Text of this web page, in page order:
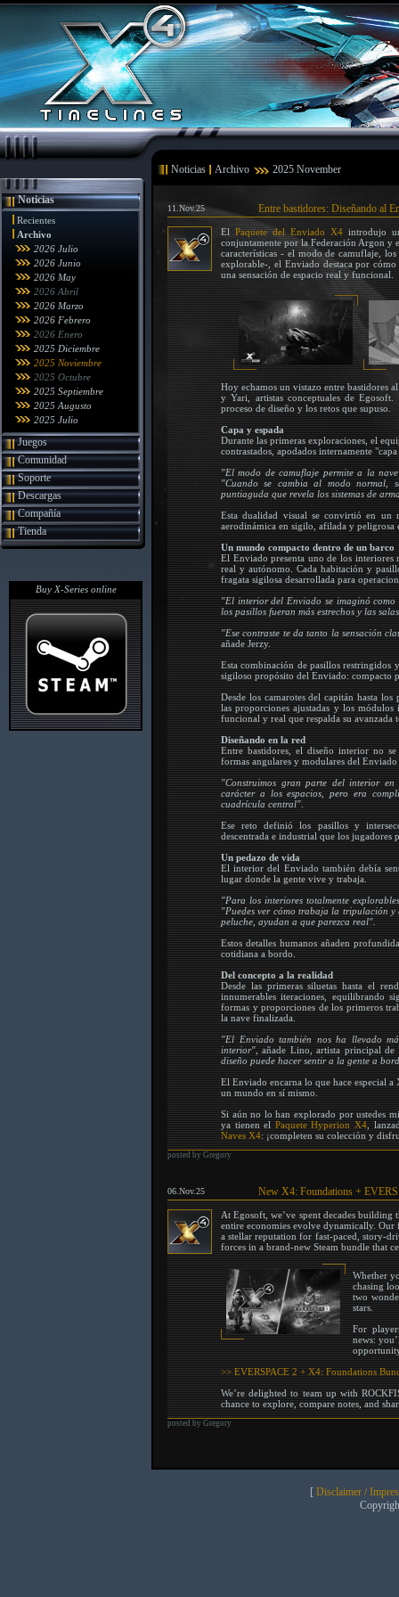
Noticias Archivo 2025 November
Noticias
Recientes
Archivo
2026 Julio
2026 Junio
2026 May
2026 Abril
2026 Marzo
2026 Febrero
2026 Enero
2025 Diciembre
2025 Noviembre
2025 Octubre
2025 Septiembre
2025 Augusto
2025 Julio
Juegos
Comunidad
Soporte
Descargas
Compañía
Tienda
Buy X-Series online
11.Nov.25 Entre bastidores: Diseñando al
El Paquete del Enviado X4introdujo
conjuntamente por la Federación Argon y
características - el modo de camuflaje,
explorable-, el Enviado destaca por
una sensación de espacio real y funcional.
Hoy echamos un vistazo entre bastidores
y Yari, artistas conceptuales de
proceso de diseño y los retos que supuso.
Capa y espada
Durante las primeras exploraciones, el
contrastados, apodados internamente
"El modo de camuflaje permite a la
"Cuando se cambia al modo normal,
puntiaguda que revela los sistemas de
Esta dualidad visual se convirtió en un
aerodinámica en sigilo, afilada y peligrosa
Un mundo compacto dentro de un barco
El Enviado presenta uno de los interiores
real y autónomo. Cada habitación y
fragata sigilosa desarrollada para
"El interior del Enviado se imaginó
los pasillos fueran más estrechos y las
"Ese contraste te da tanto la sensación
añade Jerzy.
Esta combinación de pasillos restringidos
sigiloso propósito del Enviado: compacto
Desde los camarotes del capitán hasta
las proporciones ajustadas y los
funcional y real que respalda su
Diseñando en la red
Entre bastidores, el diseño interior no
formas angulares y modulares del
"Construimos gran parte del interior
carácter a los espacios, pero era
cuadrícula central"
Ese reto definió los pasillos y
descentrada e industrial que los jugadores
Un pedazo de vida
El interior del Enviado también debía
lugar donde la gente vive y trabaja.
"Para los interiores totalmente
"Puedes ver cómo trabaja la tripulación y
peluche, ayudan a que parezca real".
Estos detalles humanos añaden
cotidiana a bordo.
Del concepto a la realidad
Desde las primeras siluetas hasta el
innumerables iteraciones, equilibrando
formas y proporciones de los primeros
la nave finalizada.
"El Enviado también nos ha llevado
interior" , añade Lino, artista principal
diseño puede hacer sentir a la gente a
El Enviado encarna lo que hace especial
un mundo en sí mismo.
Si aún no lo han explorado por ustedes
ya tienen el Paquete Hyperion X4,
Naves X4: ¡completen su colección y
posted by Gregory
06.Nov.25 New X4: Foundations +
At Egosoft, we’ve spent decades
entire economies evolve dynamically. Our
a stellar reputation for fast-paced, story-
forces in a brand-new Steam bundle that
Whether
chasing
two
stars.
For
news:
>> EVERSPACE 2 + X4: Foundations
We’re delighted to team up with
chance to explore, compare notes, and
posted by Gregory
[ Disclaimer /